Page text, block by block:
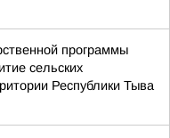
программы
сельских
Республики Тыва